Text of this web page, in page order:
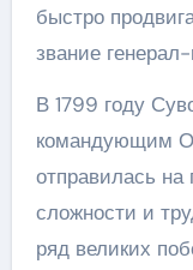
быстро
звание
В 1799 году
командующим
отправилась
сложности и
ряд великих